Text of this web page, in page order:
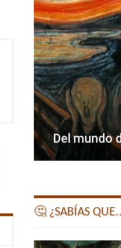
Del mundo
🤔 ¿SABÍAS